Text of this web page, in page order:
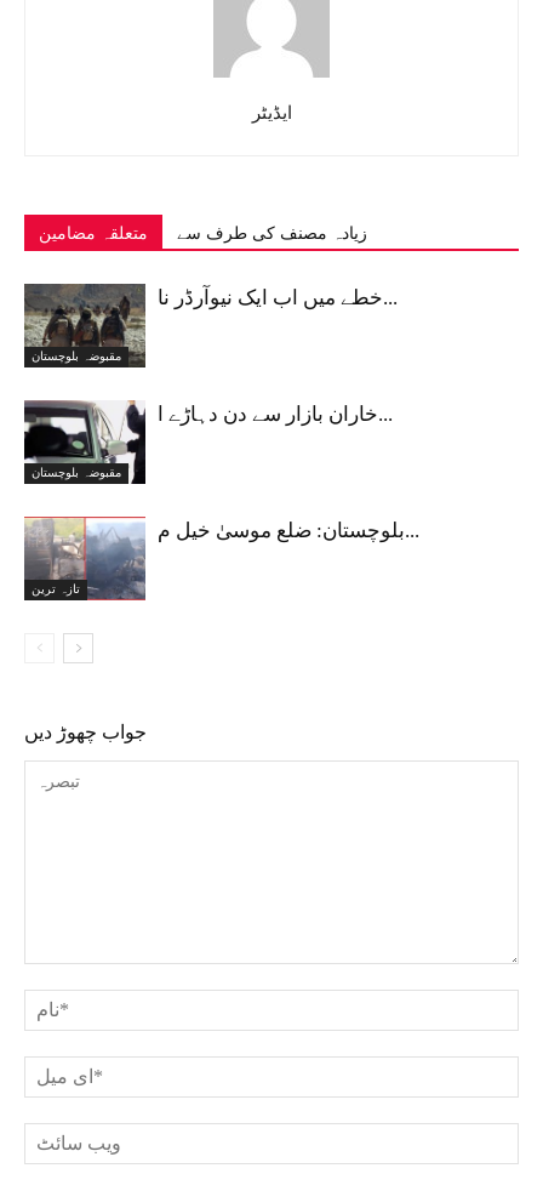
ایڈیٹر
متعلقہ مضامین زیادہ مصنف کی طرف سے
مقبوضہ بلوچستان
خطے میں اب ایک نیوآرڈر نا...
مقبوضہ بلوچستان
خاران بازار سے دن دہاڑے ا...
تازہ ترین
بلوچستان: ضلع موسیٰ خیل م...
جواب چھوڑ دیں